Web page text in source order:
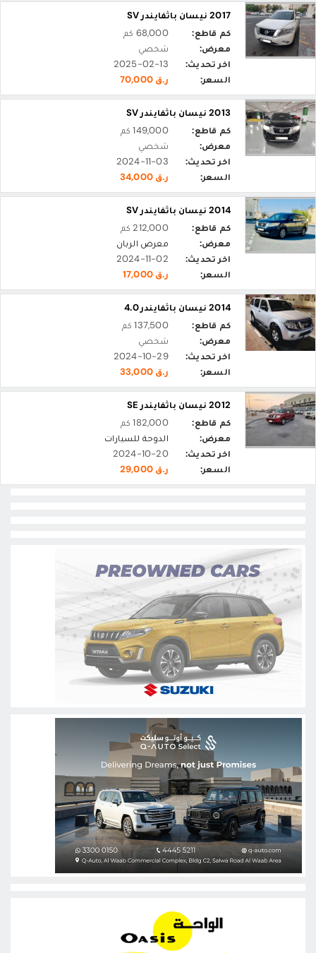
2017 نيسان باثفايندر SV
كم قاطع:
68,000 كم
معرض:
شخصي
اخر تحديث:
2025-02-13
السعر:
ر.ق 70,000
2013 نيسان باثفايندر SV
كم قاطع:
149,000 كم
معرض:
شخصي
اخر تحديث:
2024-11-03
السعر:
ر.ق 34,000
2014 نيسان باثفايندر SV
كم قاطع:
212,000 كم
معرض:
معرض الربان
اخر تحديث:
2024-11-02
السعر:
ر.ق 17,000
2014 نيسان باثفايندر 4.0
كم قاطع:
137,500 كم
معرض:
شخصي
اخر تحديث:
2024-10-29
السعر:
ر.ق 33,000
2012 نيسان باثفايندر SE
كم قاطع:
182,000 كم
معرض:
الدوحة للسيارات
اخر تحديث:
2024-10-20
السعر:
ر.ق 29,000